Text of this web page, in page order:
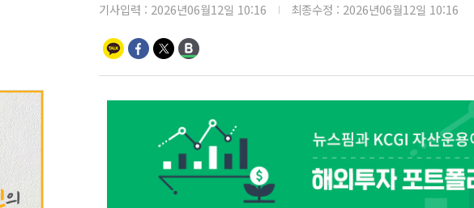
기사입력 : 2026년06월12일 10:16 최종수정 : 2026년06월12일 10:16